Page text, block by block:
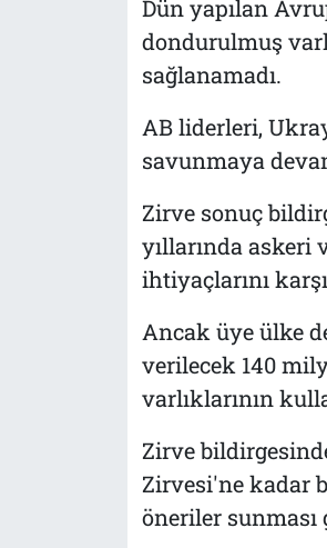
Dün yapılan
dondurulmuş
sağlanamadı.
AB liderleri,
savunmaya
Zirve sonuç
yıllarında askeri
ihtiyaçlarını
Ancak üye ülke
verilecek 140
varlıklarının
Zirve
Zirvesi'ne kadar
öneriler